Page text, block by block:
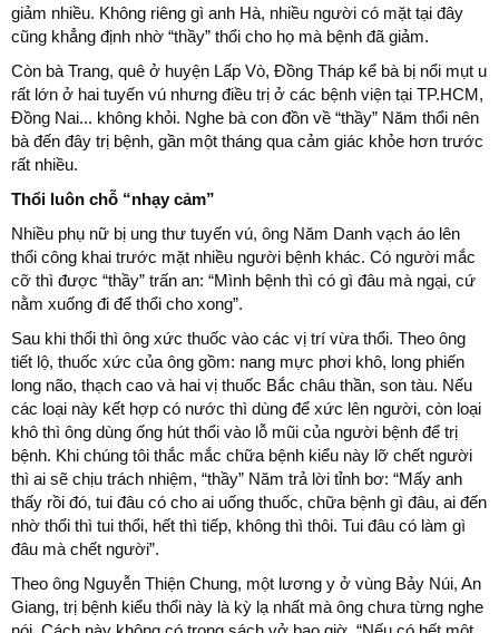
giảm nhiều. Không riêng gì anh Hà, nhiều người có mặt tại đây
cũng khẳng định nhờ “thầy” thổi cho họ mà bệnh đã giảm.
Còn bà Trang, quê ở huyện Lấp Vò, Đồng Tháp kể bà bị nổi mụt u
rất lớn ở hai tuyến vú nhưng điều trị ở các bệnh viện tại TP.HCM,
Đồng Nai... không khỏi. Nghe bà con đồn về “thầy” Năm thổi nên
bà đến đây trị bệnh, gần một tháng qua cảm giác khỏe hơn trước
rất nhiều.
Thổi luôn chỗ “nhạy cảm”
Nhiều phụ nữ bị ung thư tuyến vú, ông Năm Danh vạch áo lên
thổi công khai trước mặt nhiều người bệnh khác. Có người mắc
cỡ thì được “thầy” trấn an: “Mình bệnh thì có gì đâu mà ngại, cứ
nằm xuống đi để thổi cho xong”.
Sau khi thổi thì ông xức thuốc vào các vị trí vừa thổi. Theo ông
tiết lộ, thuốc xức của ông gồm: nang mực phơi khô, long phiến
long não, thạch cao và hai vị thuốc Bắc châu thần, son tàu. Nếu
các loại này kết hợp có nước thì dùng để xức lên người, còn loại
khô thì ông dùng ống hút thổi vào lỗ mũi của người bệnh để trị
bệnh. Khi chúng tôi thắc mắc chữa bệnh kiểu này lỡ chết người
thì ai sẽ chịu trách nhiệm, “thầy” Năm trả lời tỉnh bơ: “Mấy anh
thấy rồi đó, tui đâu có cho ai uống thuốc, chữa bệnh gì đâu, ai đến
nhờ thổi thì tui thổi, hết thì tiếp, không thì thôi. Tui đâu có làm gì
đâu mà chết người”.
Theo ông Nguyễn Thiện Chung, một lương y ở vùng Bảy Núi, An
Giang, trị bệnh kiểu thổi này là kỳ lạ nhất mà ông chưa từng nghe